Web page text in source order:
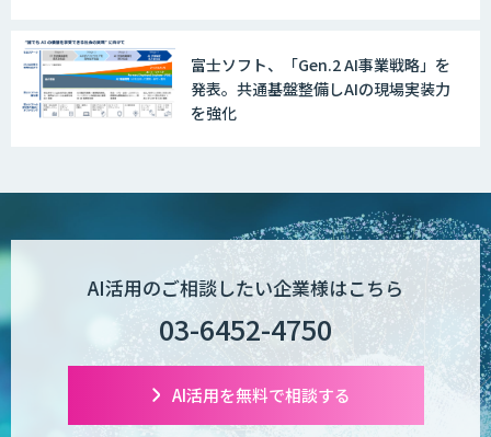
『AI』AI・ChatGPTのビジネス活用を戦
略立案から開発・運用までご支援
Safe AI Bot
富士ソフト、「Gen.2 AI事業戦略」を
発表。共通基盤整備しAIの現場実装力
を強化
AI活用のご相談したい企業様はこちら
03-6452-4750
AI活用を無料で相談する